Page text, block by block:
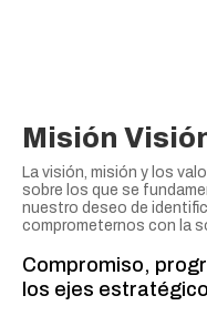
Misión
La visión, misión y los
sobre los que se
nuestro deseo de
comprometernos con la
Compromiso,
los ejes